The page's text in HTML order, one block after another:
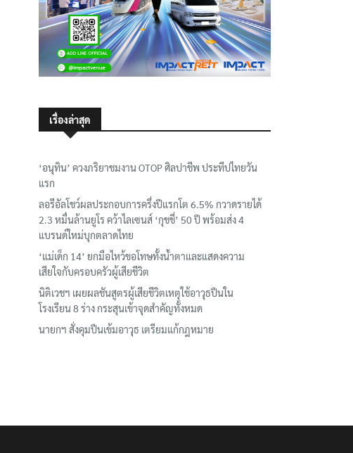
เรื่องล่าสุด
‘อนุทิน’ ควงภริยาชมงาน OTOP ศิลปาชีพ ประทีปไทยวัน
แรก
ลอรีอัลโชว์ผลประกอบการครึ่งปีแรกโต 6.5% กวาดรายได้
2.3 หมื่นล้านยูโร คว้าไลเซนส์ ‘กุชชี่’ 50 ปี พร้อมส่ง 4
แบรนด์ใหม่บุกตลาดไทย
‘แม่เด็ก 14’ ยกมือไหว้ขอโทษทั้งน้ำตาและแสดงความ
เสียใจกับครอบครัวผู้เสียชีวิต
นิติเวชฯ เผยผลชันสูตรผู้เสียชีวิตเหตุใช้อาวุธปืนใน
โรงเรียน 8 ร่าง กระสุนเข้าจุดสำคัญทั้งหมด
นายกฯ สั่งคุมปืนเข้มอาวุธ เตรียมแก้กฎหมาย